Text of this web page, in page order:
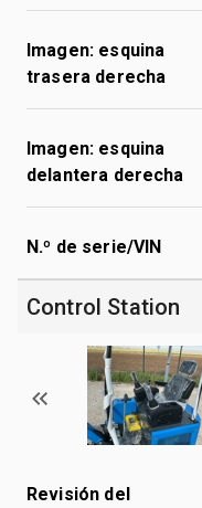
Imagen: esquina
trasera derecha
Imagen: esquina
delantera derecha
N.º de serie/VIN
Control Station
Revisión del